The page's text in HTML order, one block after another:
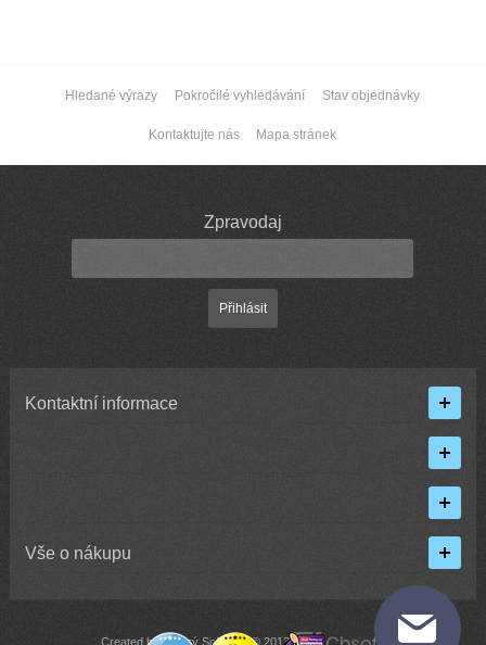
Hledané výrazy Pokročilé vyhledávání Stav objednávky
Kontaktujte nás Mapa stránek
Zpravodaj
Přihlásit
Kontaktní informace
Vše o nákupu
Created by Chytrý Software © 2013